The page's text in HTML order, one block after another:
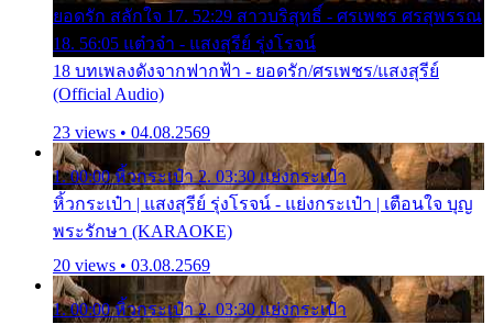
ยอดรัก สลักใจ 17. 52:29 สาวบริสุทธิ์ - ศรเพชร ศรสุพรรณ
18. 56:05 แต๋วจ๋า - แสงสุรีย์ รุ่งโรจน์
18 บทเพลงดังจากฟากฟ้า - ยอดรัก/ศรเพชร/แสงสุรีย์
(Official Audio)
23 views • 04.08.2569
1. 00:00 หิ้วกระเป๋า 2. 03:30 แย่งกระเป๋า
หิ้วกระเป๋า | แสงสุรีย์ รุ่งโรจน์ - แย่งกระเป๋า | เตือนใจ บุญ
พระรักษา (KARAOKE)
20 views • 03.08.2569
1. 00:00 หิ้วกระเป๋า 2. 03:30 แย่งกระเป๋า